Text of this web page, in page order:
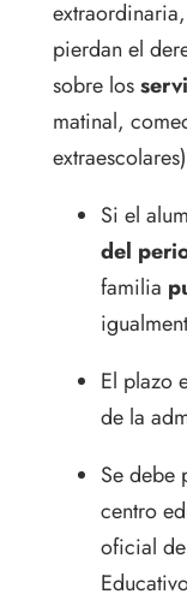
pierdan el
sobre los
matinal,
Si el
del
familia
El plazo
de la
Se debe
centro
oficial